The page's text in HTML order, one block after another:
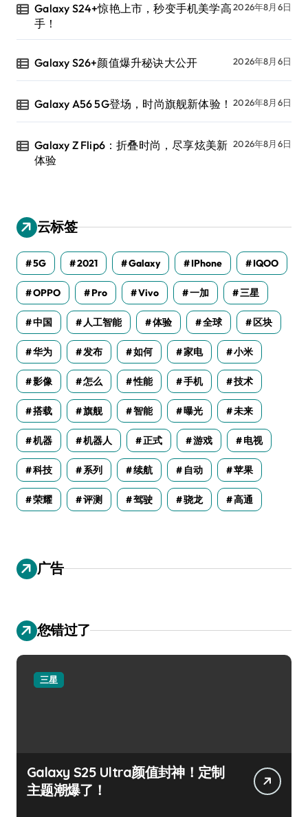
Galaxy S24+惊艳上市，秒变手机美学高
手！
2026年8月6日
Galaxy S26+颜值爆升秘诀大公开 2026年8月6日
Galaxy A56 5G登场，时尚旗舰新体验！ 2026年8月6日
Galaxy Z Flip6：折叠时尚，尽享炫美新
体验
2026年8月6日
云标签
5G 2021 Galaxy IPhone IQOO
OPPO Pro Vivo 一加 三星
中国 人工智能 体验 全球 区块
华为 发布 如何 家电 小米
影像 怎么 性能 手机 技术
搭载 旗舰 智能 曝光 未来
机器 机器人 正式 游戏 电视
科技 系列 续航 自动 苹果
荣耀 评测 驾驶 骁龙 高通
广告
您错过了
三星
Galaxy S25 Ultra颜值封神！定制
主题潮爆了！